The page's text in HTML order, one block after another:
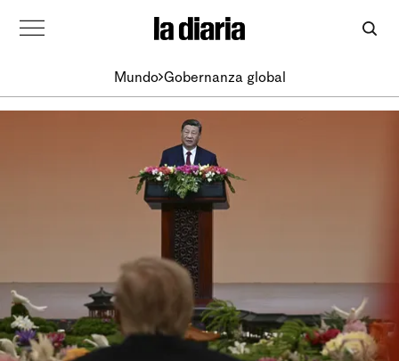
Mundo Gobernanza global